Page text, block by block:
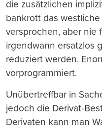
die zusätzlichen
bankrott das
versprochen, aber nie
irgendwann ersatzlos
reduziert werden.
vorprogrammiert.
Unübertreffbar in
jedoch die Derivat-
Derivaten kann man